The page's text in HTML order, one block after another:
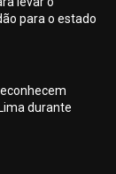
para o estado
durante